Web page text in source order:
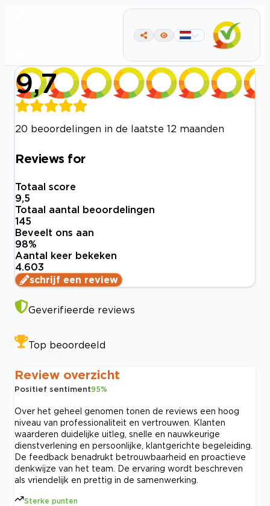
9,7
20 beoordelingen in de laatste 12 maanden
Reviews for
Totaal score
9,5
Totaal aantal beoordelingen
145
Beveelt ons aan
98%
Aantal keer bekeken
4.603
schrijf een review
Geverifieerde reviews
Top beoordeeld
Review overzicht
Positief sentiment95%
Over het geheel genomen tonen de reviews een hoog
niveau van professionaliteit en vertrouwen. Klanten
waarderen duidelijke uitleg, snelle en nauwkeurige
dienstverlening en persoonlijke, klantgerichte begeleiding.
De feedback benadrukt betrouwbaarheid en proactieve
denkwijze van het team. De ervaring wordt beschreven
als vriendelijk en prettig in de samenwerking.
Sterke punten